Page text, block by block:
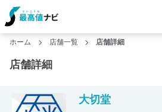
ホーム 店舗一覧 店舗詳細
店舗詳細
大切堂